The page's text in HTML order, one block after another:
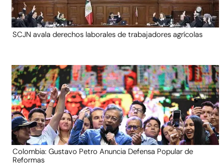
SCJN avala derechos laborales de trabajadores agrícolas
Colombia: Gustavo Petro Anuncia Defensa Popular de
Reformas